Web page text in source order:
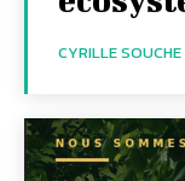
CYRILLE SOUCHE